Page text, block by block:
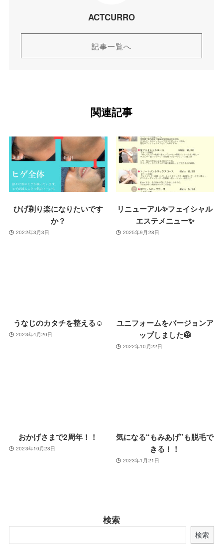
ACTCURRO
記事一覧へ
関連記事
ひげ剃り楽になりたいです
か？
2022年3月3日
リニューアル✨フェイシャル
エステメニュー✨
2025年9月28日
うなじのカタチを整える☺️
2023年4月20日
ユニフォームをバージョンア
ップしました🥼
2022年10月22日
おかげさまで2周年！！
2023年10月28日
気になる“もみあげ”も脱毛で
きる！！
2023年1月21日
検索
検索